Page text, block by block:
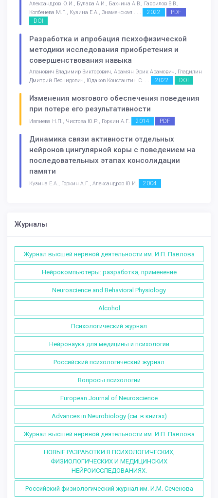
Александров Ю.И., Булава А.И., Бахчина А.В., Гаврилов В.В.,
Колбенева М.Г., Кузина Е.А., Знаменская . . .
2022
PDF
DOI
Разработка и апробация психофизической
методики исследования приобретения и
совершенствования навыка
Апанович Владимир Викторович, Арамян Эрик Арамович, Гладилин
Дмитрий Леонидович, Юдаков Константин С. . .
2022 DOI
Изменения мозгового обеспечения поведения
при потере его результативности
Ивлиева Н.П., Чистова Ю.Р., Горкин А.Г. 2014 PDF
Динамика связи активности отдельных
нейронов цингулярной коры с поведением на
последовательных этапах консолидации
памяти
Кузина Е.А., Горкин А.Г., Александров Ю.И. 2004
Журналы
Журнал высшей нервной деятельности им. И.П. Павлова
Нейрокомпьютеры: разработка, применение
Neuroscience and Behavioral Physiology
Alcohol
Психологический журнал
Нейронаука для медицины и психологии
Российский психологический журнал
Вопросы психологии
European Journal of Neuroscience
Advances in Neurobiology (см. в книгах)
Журнал высшей нервной деятельности им. И.П. Павлова
НОВЫЕ РАЗРАБОТКИ В ПСИХОЛОГИЧЕСКИХ,
ФИЗИОЛОГИЧЕСКИХ И МЕДИЦИНСКИХ
НЕЙРОИССЛЕДОВАНИЯХ.
Российский физиологический журнал им. И.М. Сеченова